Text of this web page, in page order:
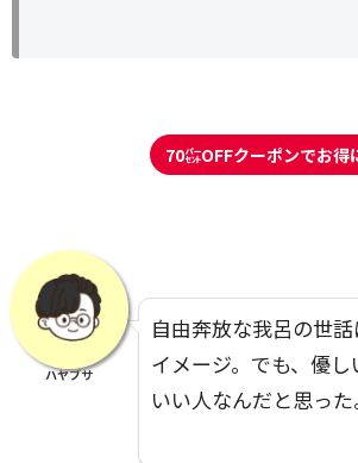
70㌫OFFクーポンでお得
ハヤブサ
自由奔放な我呂の世
イメージ。でも、優
いい人なんだと思った